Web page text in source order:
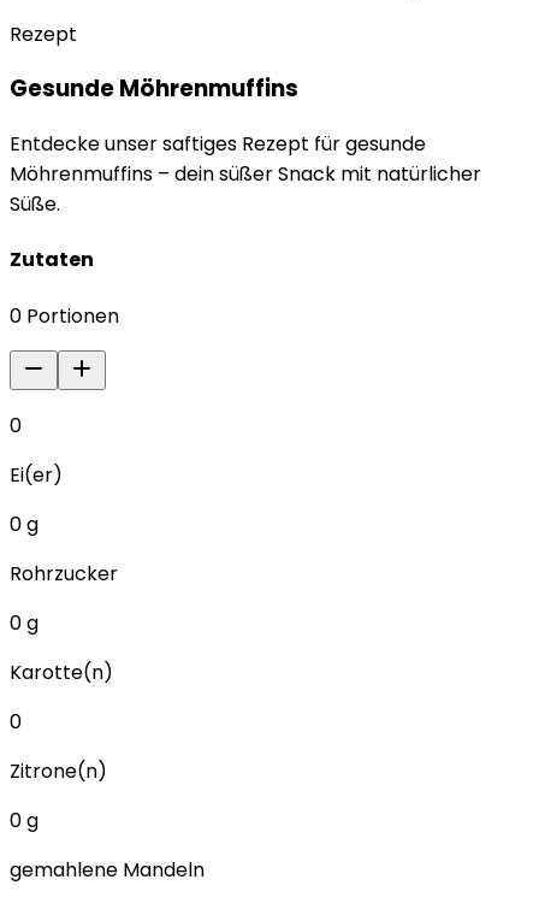
Rezept
Gesunde Möhrenmuffins
Entdecke unser saftiges Rezept für gesunde
Möhrenmuffins – dein süßer Snack mit natürlicher
Süße.
Zutaten
0 Portionen
0
Ei(er)
0g
Rohrzucker
0g
Karotte(n)
0
Zitrone(n)
0g
gemahlene Mandeln